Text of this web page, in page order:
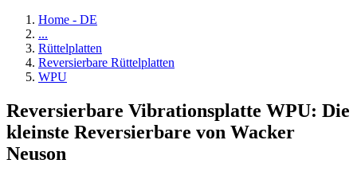
Home - DE
...
Rüttelplatten
Reversierbare Rüttelplatten
WPU
Reversierbare Vibrationsplatte WPU: Die
kleinste Reversierbare von Wacker
Neuson